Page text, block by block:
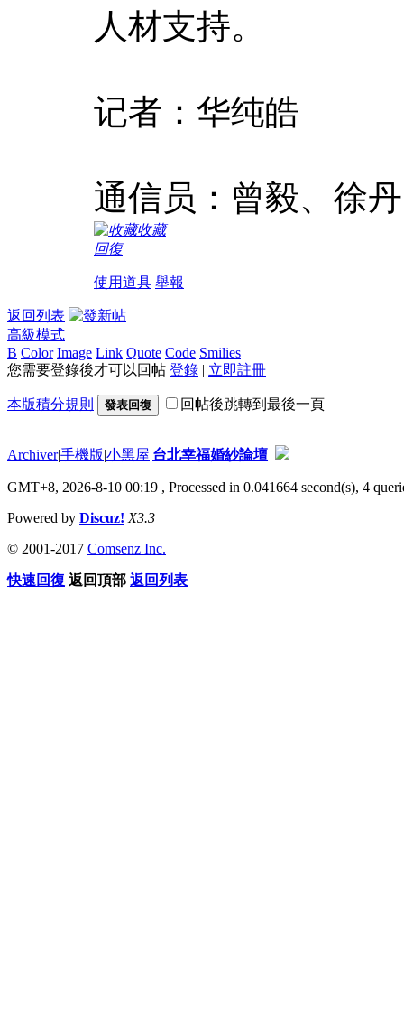
人材支持。
记者：华纯皓
通信员：曾毅、徐
收藏
回復
使用道具 舉報
返回列表
高級模式
B Color Image Link Quote Code Smilies
您需要登錄後才可以回帖 登錄 | 立即註冊
本版積分規則 發表回復 回帖後跳轉到最後一頁
Archiver|手機版|小黑屋|台北幸福婚紗論壇
GMT+8, 2026-8-10 00:19 , Processed in 0.041664 second(s), 4
Powered by Discuz! X3.3
© 2001-2017 Comsenz Inc.
快速回復 返回頂部 返回列表